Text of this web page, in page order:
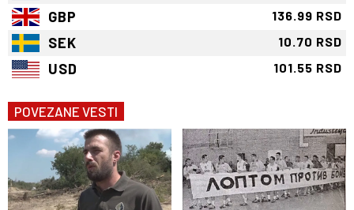
GBP 136.99 RSD
SEK 10.70 RSD
USD 101.55 RSD
POVEZANE VESTI